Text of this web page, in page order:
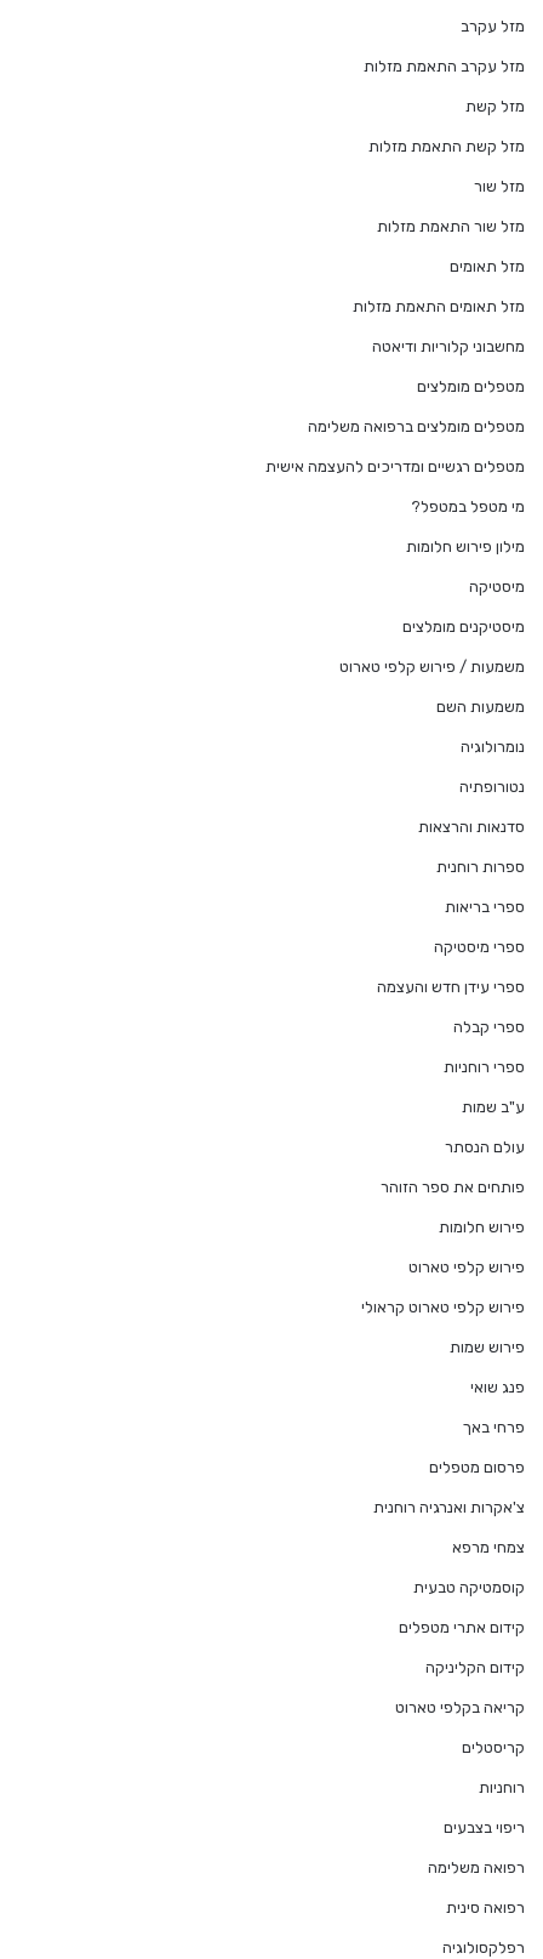
מזל עקרב
מזל עקרב התאמת מזלות
מזל קשת
מזל קשת התאמת מזלות
מזל שור
מזל שור התאמת מזלות
מזל תאומים
מזל תאומים התאמת מזלות
מחשבוני קלוריות ודיאטה
מטפלים מומלצים
מטפלים מומלצים ברפואה משלימה
מטפלים רגשיים ומדריכים להעצמה אישית
מי מטפל במטפל?
מילון פירוש חלומות
מיסטיקה
מיסטיקנים מומלצים
משמעות / פירוש קלפי טארוט
משמעות השם
נומרולוגיה
נטורופתיה
סדנאות והרצאות
ספרות רוחנית
ספרי בריאות
ספרי מיסטיקה
ספרי עידן חדש והעצמה
ספרי קבלה
ספרי רוחניות
ע"ב שמות
עולם הנסתר
פותחים את ספר הזוהר
פירוש חלומות
פירוש קלפי טארוט
פירוש קלפי טארוט קראולי
פירוש שמות
פנג שואי
פרחי באך
פרסום מטפלים
צ'אקרות ואנרגיה רוחנית
צמחי מרפא
קוסמטיקה טבעית
קידום אתרי מטפלים
קידום הקליניקה
קריאה בקלפי טארוט
קריסטלים
רוחניות
ריפוי בצבעים
רפואה משלימה
רפואה סינית
רפלקסולוגיה